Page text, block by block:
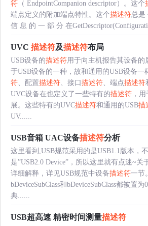
符 （ EndpointCompanion descriptor）。这个
端点定义的附加端点特性。这个描述符总是
信 息 的 一 部 分 在
UVC 描述符及描述符布局
USB设备的描述符用于向主机报告其设备的
于USB设备的一种，故和通用的USB设备一
符、配置描述符、接口 描述符、端点描述符
UVC设备在也定义了一些特有的描述符 ，
展。这些特有的UVC描述符和通用的USB描
UV......
USB音箱 UAC设备描述符分析
这里看到,USB规范采用的是USB1.1版本，
是”USB2.0 Device”，所以这里就有点迷~关
详细解释，详见USB规范中设备描述符一节
bDeviceSubClass和bDeviceSubClass都被置
典......
USB超高速 精密时间测量描述符